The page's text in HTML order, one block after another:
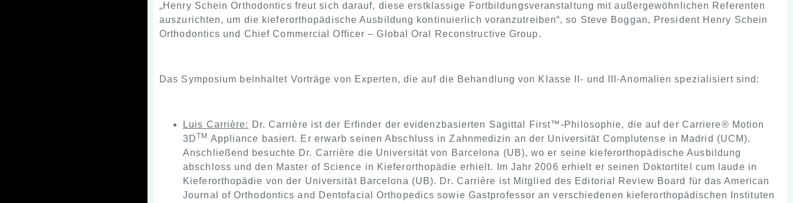
„Henry Schein Orthodontics freut sich darauf, diese erstklassige Fortbildungsveranstaltung mit außergewöhnlichen Referenten
auszurichten, um die kieferorthopädische Ausbildung kontinuierlich voranzutreiben“, so Steve Boggan, President Henry Schein
Orthodontics und Chief Commercial Officer – Global Oral Reconstructive Group.
Das Symposium beinhaltet Vorträge von Experten, die auf die Behandlung von Klasse II- und III-Anomalien spezialisiert sind:
Luis Carrière: Dr. Carrière ist der Erfinder der evidenzbasierten Sagittal First™-Philosophie, die auf der Carriere® Motion
3DTM Appliance basiert. Er erwarb seinen Abschluss in Zahnmedizin an der Universität Complutense in Madrid (UCM).
Anschließend besuchte Dr. Carrière die Universität von Barcelona (UB), wo er seine kieferorthopädische Ausbildung
abschloss und den Master of Science in Kieferorthopädie erhielt. Im Jahr 2006 erhielt er seinen Doktortitel cum laude in
Kieferorthopädie von der Universität Barcelona (UB). Dr. Carrière ist Mitglied des Editorial Review Board für das American
Journal of Orthodontics and Dentofacial Orthopedics sowie Gastprofessor an verschiedenen kieferorthopädischen Instituten